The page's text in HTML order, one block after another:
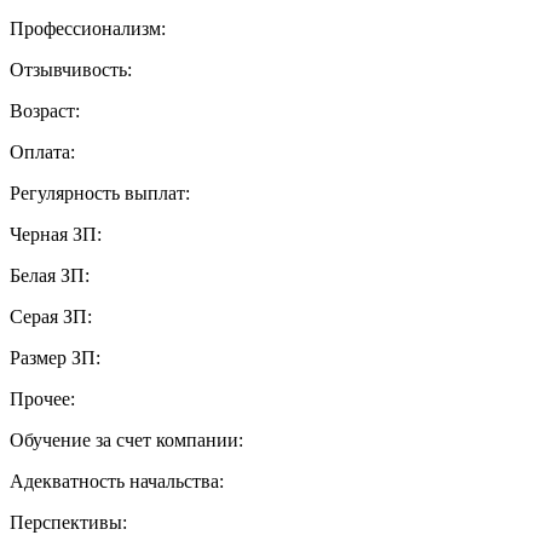
Профессионализм:
Отзывчивость:
Возраст:
Оплата:
Регулярность выплат:
Черная ЗП:
Белая ЗП:
Серая ЗП:
Размер ЗП:
Прочее:
Обучение за счет компании:
Адекватность начальства:
Перспективы: